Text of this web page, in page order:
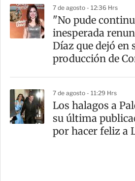
7 de agosto - 12:36 Hrs
"No pude
inesperada
Díaz que dejó en
producción de
7 de agosto - 11:29 Hrs
Los halagos a
su última
por hacer feliz a